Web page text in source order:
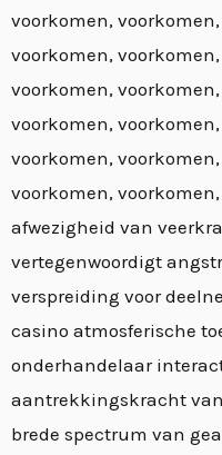
voorkomen,
voorkomen,
voorkomen,
voorkomen,
voorkomen,
voorkomen,
afwezigheid van
vertegenwoordigt
verspreiding voor
casino atmosferische
onderhandelaar
aantrekkingskracht
brede spectrum van